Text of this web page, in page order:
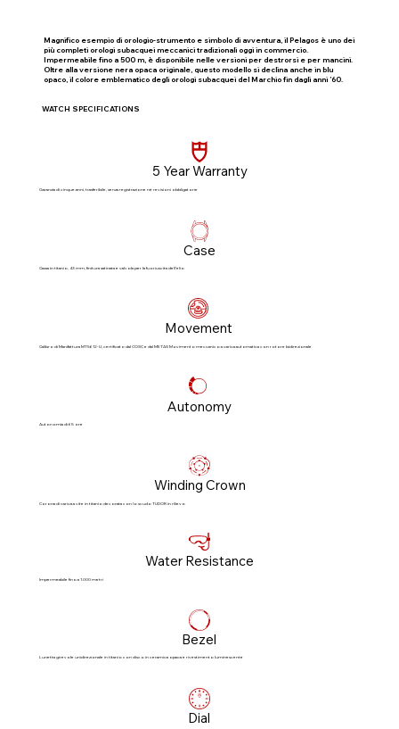
Magnifico esempio di orologio-strumento e simbolo di avventura, il Pelagos è uno dei
più completi orologi subacquei meccanici tradizionali oggi in commercio.
Impermeabile fino a 500 m, è disponibile nelle versioni per destrorsi e per mancini.
Oltre alla versione nera opaca originale, questo modello si declina anche in blu
opaco, il colore emblematico degli orologi subacquei del Marchio fin dagli anni ’60.
WATCH SPECIFICATIONS
5 Year Warranty
Garanzia di cinque anni, trasferibile, senza registrazione né revisioni obbligatorie​
Case
Cassa in titanio, 43 mm, finitura satinata e valvola per la fuoriuscita dell’elio
Movement
Calibro di Manifattura MT5612-U, certificato dal COSC e dal METAS Movimento meccanico a carica automatica con rotore bidirezionale
Autonomy
Autonomia di 65 ore
Winding Crown
Corona di carica a vite in titanio decorata con lo scudo TUDOR in rilievo
Water Resistance
Impermeabile fino a 1.000 metri
Bezel
Lunetta girevole unidirezionale in titanio con disco in ceramica opaca e rivestimento luminescente
Dial